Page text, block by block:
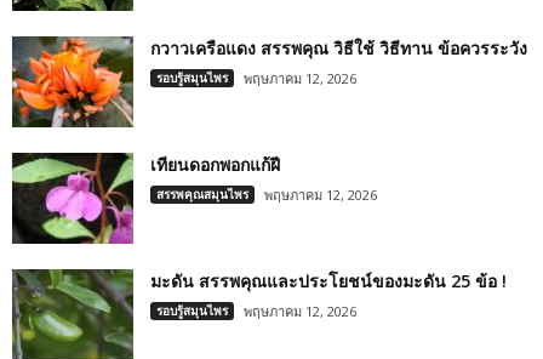
กวาวเครือแดง สรรพคุณ วิธีใช้ วิธีทาน ข้อควรระวัง
รอบรู้สมุนไพร พฤษภาคม 12, 2026
เทียนดอกพอกแก้ฝี
สรรพคุณสมุนไพร พฤษภาคม 12, 2026
มะดัน สรรพคุณและประโยชน์ของมะดัน 25 ข้อ !
รอบรู้สมุนไพร พฤษภาคม 12, 2026